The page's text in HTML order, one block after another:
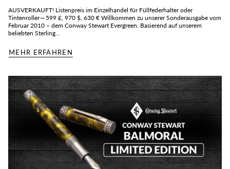
AUSVERKAUFT! Listenpreis im Einzelhandel für Füllfederhalter oder
Tintenroller — 599 £, 970 $, 630 € Willkommen zu unserer Sonderausgabe vom
Februar 2010 – dem Conway Stewart Evergreen. Basierend auf unserem
beliebten Sterling...
MEHR ERFAHREN